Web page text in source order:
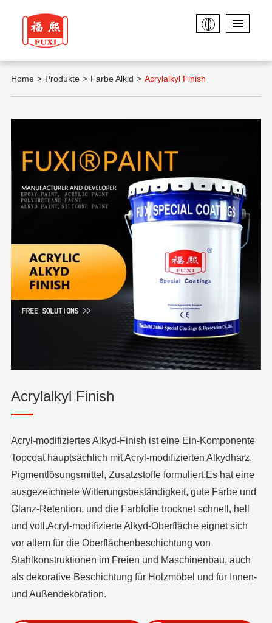
Home Produkte Farbe Alkid Acrylalkyl Finish
Acrylalkyl Finish
Acryl-modifiziertes Alkyd-Finish ist eine Ein-Komponente
Topcoat hauptsächlich mit Acryl-modifizierten Alkydharz,
Pigmentlösungsmittel, Zusatzstoffe formuliert.Es hat eine
ausgezeichnete Witterungsbeständigkeit, gute Farbe und
Glanz-Retention, und die Farbfolie trocknet schnell, hell
und voll.Acryl-modifizierte Alkyd-Oberfläche eignet sich
vor allem für die Oberflächenbeschichtung von
Stahlkonstruktionen im Freien und Maschinenbau, auch
als dekorative Beschichtung für Holzmöbel und für Innen-
und Außendekoration.